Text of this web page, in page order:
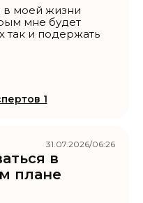
в моей жизни
мне будет
так и подержать
1
в
плане
31.07.2026/06:26